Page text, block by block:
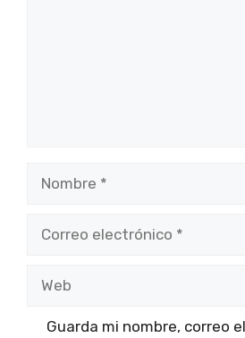
electrónico
Guarda mi nombre, correo